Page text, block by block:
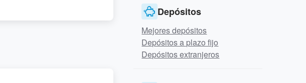
Depósitos
Mejores depósitos
Depósitos a plazo fijo
Depósitos extranjeros